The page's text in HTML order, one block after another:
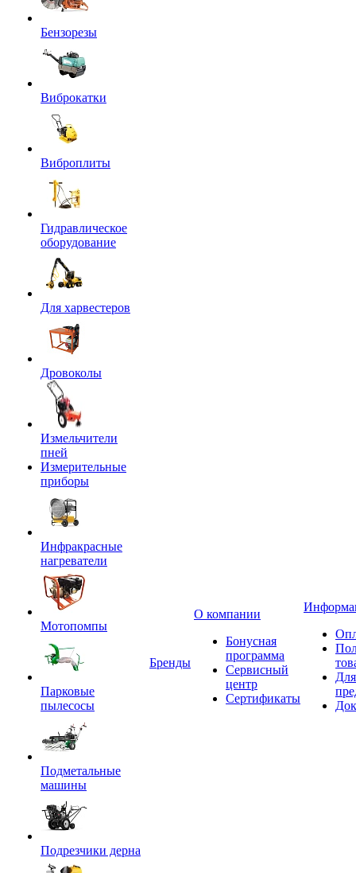
Бензорезы
Виброкатки
Виброплиты
Гидравлическое
оборудование
Для харвестеров
Дровоколы
Измельчители
пней
Измерительные
приборы
Инфракрасные
нагреватели
Мотопомпы
Парковые
пылесосы
Подметальные
машины
Подрезчики дерна
Бренды
О компании
Бонусная
программа
Сервисный
центр
Сертификаты
Для